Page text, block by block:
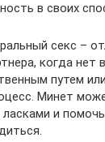
в своих
секс –
когда нет
путем
Минет
и